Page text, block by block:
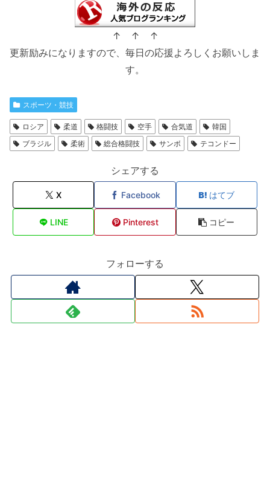
↑ ↑ ↑
更新励みになりますので、毎日の応援よろしくお願いしま
す。
スポーツ・競技
ロシア 柔道 格闘技 空手 合気道
韓国
ブラジル
柔術 総合格闘技 サンボ テコンドー
シェアする
X Facebook はてブ
LINE Pinterest コピー
フォローする